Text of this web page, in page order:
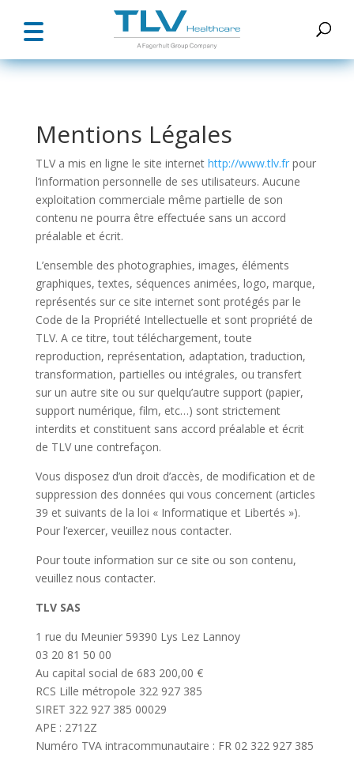
Mentions Légales
TLV a mis en ligne le site internet http://www.tlv.frpour
l’information personnelle de ses utilisateurs. Aucune
exploitation commerciale même partielle de son
contenu ne pourra être effectuée sans un accord
préalable et écrit.
L’ensemble des photographies, images, éléments
graphiques, textes, séquences animées, logo, marque,
représentés sur ce site internet sont protégés par le
Code de la Propriété Intellectuelle et sont propriété de
TLV. A ce titre, tout téléchargement, toute
reproduction, représentation, adaptation, traduction,
transformation, partielles ou intégrales, ou transfert
sur un autre site ou sur quelqu’autre support (papier,
support numérique, film, etc…) sont strictement
interdits et constituent sans accord préalable et écrit
de TLV une contrefaçon.
Vous disposez d’un droit d’accès, de modification et de
suppression des données qui vous concernent (articles
39 et suivants de la loi « Informatique et Libertés »).
Pour l’exercer, veuillez nous contacter.
Pour toute information sur ce site ou son contenu,
veuillez nous contacter.
TLV SAS
1 rue du Meunier 59390 Lys Lez Lannoy
03 20 81 50 00
Au capital social de 683 200,00 €
RCS Lille métropole 322 927 385
SIRET 322 927 385 00029
APE : 2712Z
Numéro TVA intracommunautaire : FR 02 322 927 385